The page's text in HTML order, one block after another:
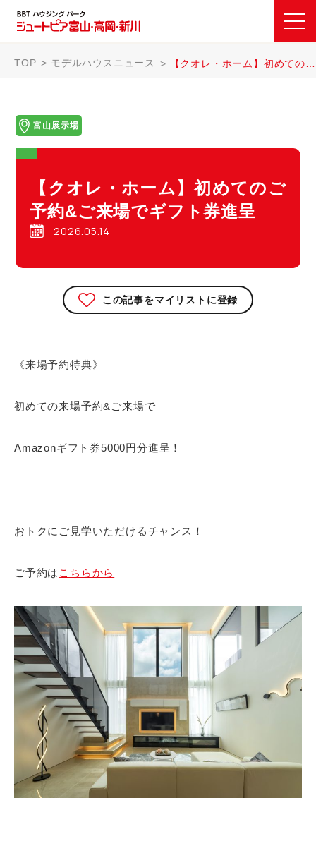
TOP モデルハウスニュース 【クオレ・ホーム】初めてのご予約&ご来場でギフト券進呈
富山展示場
【クオレ・ホーム】初めてのご
予約&ご来場でギフト券進呈
2026.05.14
この記事をマイリストに登録
《来場予約特典》
初めての来場予約&ご来場で
Amazonギフト券5000円分進呈！
おトクにご見学いただけるチャンス！
ご予約は こちらから